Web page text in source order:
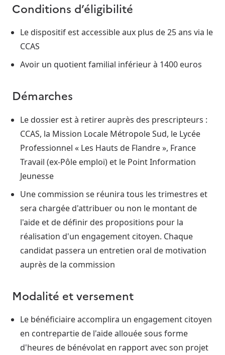
Conditions d’éligibilité
Le dispositif est accessible aux plus de 25 ans via le
CCAS
Avoir un quotient familial inférieur à 1400 euros
Démarches
Le dossier est à retirer auprès des prescripteurs :
CCAS, la Mission Locale Métropole Sud, le Lycée
Professionnel « Les Hauts de Flandre », France
Travail (ex-Pôle emploi) et le Point Information
Jeunesse
Une commission se réunira tous les trimestres et
sera chargée d'attribuer ou non le montant de
l'aide et de définir des propositions pour la
réalisation d'un engagement citoyen. Chaque
candidat passera un entretien oral de motivation
auprès de la commission
Modalité et versement
Le bénéficiaire accomplira un engagement citoyen
en contrepartie de l'aide allouée sous forme
d'heures de bénévolat en rapport avec son projet